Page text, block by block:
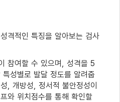
격적인 특징을 알아보는 검사
참여할 수 있으며 , 성격을 5
성별로 발달 정도를 알려줍
, 개방성, 정서적 불안정성이
와 위치점수를 통해 확인할